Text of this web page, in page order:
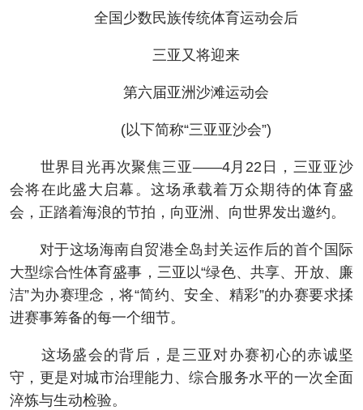
演出 活动
周末去哪儿
天涯企服
全国少数民族传统体育运动会后
三亚又将迎来
第六届亚洲沙滩运动会
(以下简称“三亚亚沙会”)
世界目光再次聚焦三亚——4月22日，三亚亚沙
会将在此盛大启幕。这场承载着万众期待的体育盛
会，正踏着海浪的节拍，向亚洲、向世界发出邀约。
对于这场海南自贸港全岛封关运作后的首个国际
大型综合性体育盛事，三亚以“绿色、共享、开放、廉
洁”为办赛理念，将“简约、安全、精彩”的办赛要求揉
进赛事筹备的每一个细节。
这场盛会的背后，是三亚对办赛初心的赤诚坚
守，更是对城市治理能力、综合服务水平的一次全面
淬炼与生动检验。